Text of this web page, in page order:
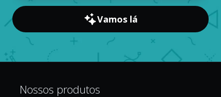
Vamos lá
Nossos produtos